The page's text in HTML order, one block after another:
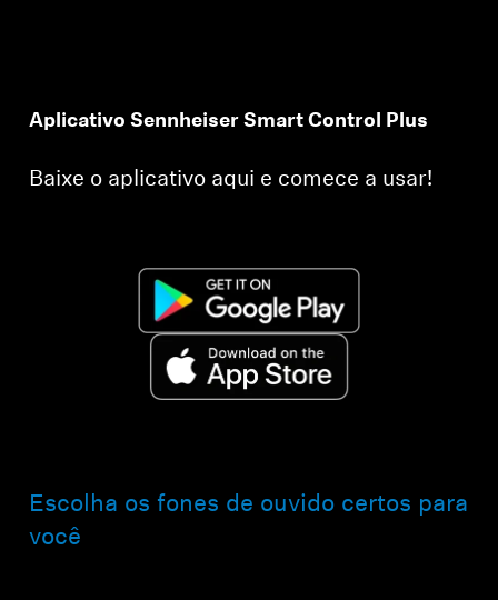
Aplicativo Sennheiser Smart Control Plus
Baixe o aplicativo aqui e comece a usar!
Escolha os fones de ouvido certos para
você